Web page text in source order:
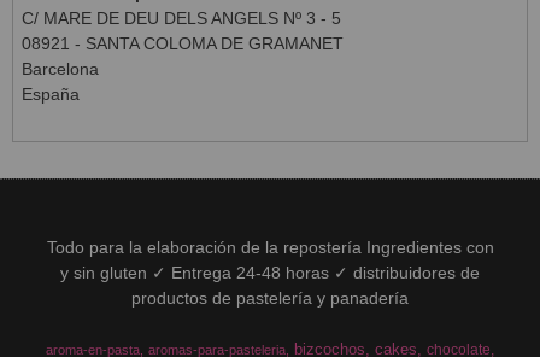
C/ MARE DE DEU DELS ANGELS Nº 3 - 5
08921 - SANTA COLOMA DE GRAMANET
Barcelona
España
Todo para la elaboración de la repostería Ingredientes con
y sin gluten ✓ Entrega 24-48 horas ✓ distribuidores de
productos de pastelería y panadería
aroma-en-pasta aromas-para-pasteleria bizcochos cakes chocolate